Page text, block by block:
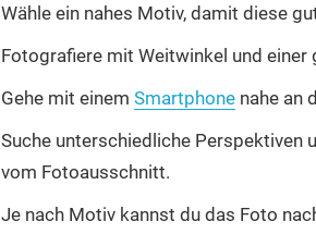
Wähle ein nahes Motiv, damit diese
Fotografiere mit Weitwinkel und einer
Gehe mit einem Smartphone nahe an
Suche unterschiedliche Perspektiven
vom Fotoausschnitt.
Je nach Motiv kannst du das Foto